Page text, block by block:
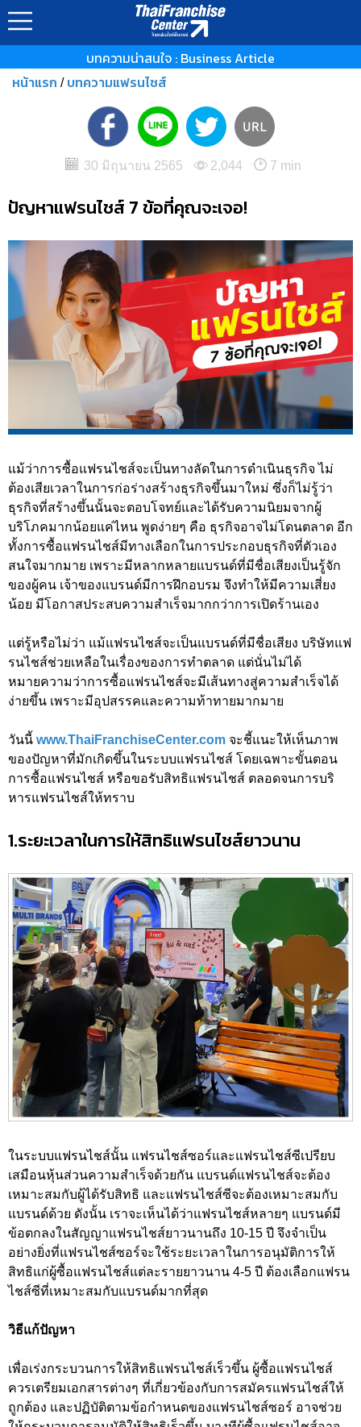
บทความน่าสนใจ : Business Article
หน้าแรก / บทความแฟรนไชส์
30 มิถุนายน 2565 2,044 7 min
ปัญหาแฟรนไชส์ 7 ข้อที่คุณจะเจอ!
แม้ว่าการซื้อแฟรนไชส์จะเป็นทางลัดในการดำเนินธุรกิจ ไม่
ต้องเสียเวลาในการก่อร่างสร้างธุรกิจขึ้นมาใหม่ ซึ่งก็ไม่รู้ว่า
ธุรกิจที่สร้างขึ้นนั้นจะตอบโจทย์และได้รับความนิยมจากผู้
บริโภคมากน้อยแค่ไหน พูดง่ายๆ คือ ธุรกิจอาจไม่โดนตลาด อีก
ทั้งการซื้อแฟรนไชส์มีทางเลือกในการประกอบธุรกิจที่ตัวเอง
สนใจมากมาย เพราะมีหลากหลายแบรนด์ที่มีชื่อเสียงเป็นรู้จัก
ของผู้คน เจ้าของแบรนด์มีการฝึกอบรม จึงทำให้มีความเสี่ยง
น้อย มีโอกาสประสบความสำเร็จมากกว่าการเปิดร้านเอง
แต่รู้หรือไม่ว่า แม้แฟรนไชส์จะเป็นแบรนด์ที่มีชื่อเสียง บริษัทแฟ
รนไชส์ช่วยเหลือในเรื่องของการทำตลาด แต่นั่นไม่ได้
หมายความว่าการซื้อแฟรนไชส์จะมีเส้นทางสู่ความสำเร็จได้
ง่ายขึ้น เพราะมีอุปสรรคและความท้าทายมากมาย
วันนี้ www.ThaiFranchiseCenter.com จะชี้แนะให้เห็นภาพ
ของปัญหาที่มักเกิดขึ้นในระบบแฟรนไชส์ โดยเฉพาะขั้นตอน
การซื้อแฟรนไชส์ หรือขอรับสิทธิแฟรนไชส์ ตลอดจนการบริ
หารแฟรนไชส์ให้ทราบ
1.ระยะเวลาในการให้สิทธิแฟรนไชส์ยาวนาน
ในระบบแฟรนไชส์นั้น แฟรนไชส์ซอร์และแฟรนไชส์ซีเปรียบ
เสมือนหุ้นส่วนความสำเร็จด้วยกัน แบรนด์แฟรนไชส์จะต้อง
เหมาะสมกับผู้ได้รับสิทธิ และแฟรนไชส์ซีจะต้องเหมาะสมกับ
แบรนด์ด้วย ดังนั้น เราจะเห็นได้ว่าแฟรนไชส์หลายๆ แบรนด์มี
ข้อตกลงในสัญญาแฟรนไชส์ยาวนานถึง 10-15 ปี จึงจำเป็น
อย่างยิ่งที่แฟรนไชส์ซอร์จะใช้ระยะเวลาในการอนุมัติการให้
สิทธิแก่ผู้ซื้อแฟรนไชส์แต่ละรายยาวนาน 4-5 ปี ต้องเลือกแฟรน
ไชส์ซีที่เหมาะสมกับแบรนด์มากที่สุด
วิธีแก้ปัญหา
เพื่อเร่งกระบวนการให้สิทธิแฟรนไชส์เร็วขึ้น ผู้ซื้อแฟรนไชส์
ควรเตรียมเอกสารต่างๆ ที่เกี่ยวข้องกับการสมัครแฟรนไชส์ให้
ถูกต้อง และปฏิบัติตามข้อกำหนดของแฟรนไชส์ซอร์ อาจช่วย